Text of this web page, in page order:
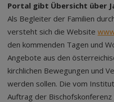
Portal gibt Übersicht über
Als Begleiter der Familien
versteht sich die Website
den kommenden Tagen und
Angebote aus den
kirchlichen Bewegungen und
werden sollen. Die vom
Auftrag der